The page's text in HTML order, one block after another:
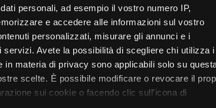
personali, ad esempio il vostro numero IP,
e accedere alle informazioni sul vostro
personalizzati, misurare gli annunci e i
Avete la possibilità di scegliere chi utilizza i
materia di privacy sono applicabili solo su
scelte. È possibile modificare o revocare il
sui cookie o facendo clic sull'icona di
Peperoni Piselli Pollo
Ricotta Rum
Tonno Uova Vitello
Zucca Zucchine